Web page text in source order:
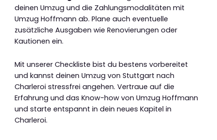
deinen Umzug und die Zahlungsmodalitäten mit
Umzug Hoffmann ab. Plane auch eventuelle
zusätzliche Ausgaben wie Renovierungen oder
Kautionen ein.
Mit unserer Checkliste bist du bestens vorbereitet
und kannst deinen Umzug von Stuttgart nach
Charleroi stressfrei angehen. Vertraue auf die
Erfahrung und das Know-how von Umzug Hoffmann
und starte entspannt in dein neues Kapitel in
Charleroi.